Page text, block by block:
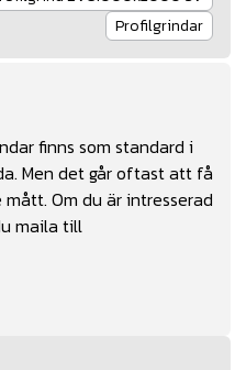
Profilgrindar
finns som standard i
Men det går oftast att få
Om du är intresserad
maila till